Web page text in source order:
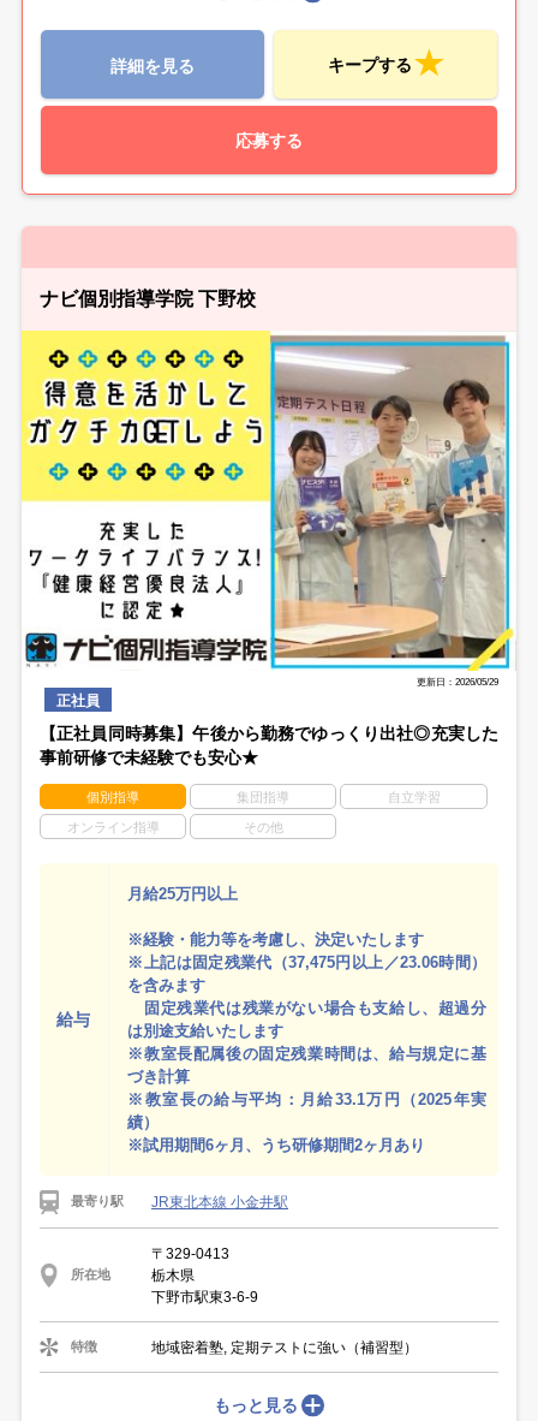
詳細を見る キープする
応募する
ナビ個別指導学院 下野校
更新日：2026/05/29
正社員
【正社員同時募集】午後から勤務でゆっくり出社◎充実した
事前研修で未経験でも安心★
個別指導 集団指導 自立学習
オンライン指導 その他
給与
月給25万円以上
※経験・能力等を考慮し、決定いたします
※上記は固定残業代（37,475円以上／23.06時間）
を含みます
固定残業代は残業がない場合も支給し、超過分
は別途支給いたします
※教室長配属後の固定残業時間は、給与規定に基
づき計算
※教室長の給与平均：月給33.1万円（2025年実
績）
※試用期間6ヶ月、うち研修期間2ヶ月あり
最寄り駅 JR東北本線 小金井駅
所在地
〒329-0413
栃木県
下野市駅東3-6-9
特徴 地域密着塾, 定期テストに強い（補習型）
もっと見る